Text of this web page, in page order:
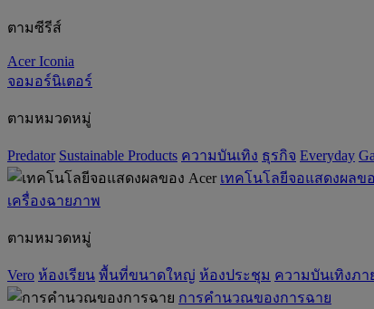
ตามซีรีส์
Acer Iconia
จอมอร์นิเตอร์
ตามหมวดหมู่
Predator ‌Sustainable Products ความบันเทิง ธุรกิจ Everyday
เทคโนโลยีจอแสดงผลข
เครื่องฉายภาพ
ตามหมวดหมู่
Vero ห้องเรียน พื้นที่ขนาดใหญ่ ห้องประชุม ความบันเทิงภา
การคำนวณของการฉาย